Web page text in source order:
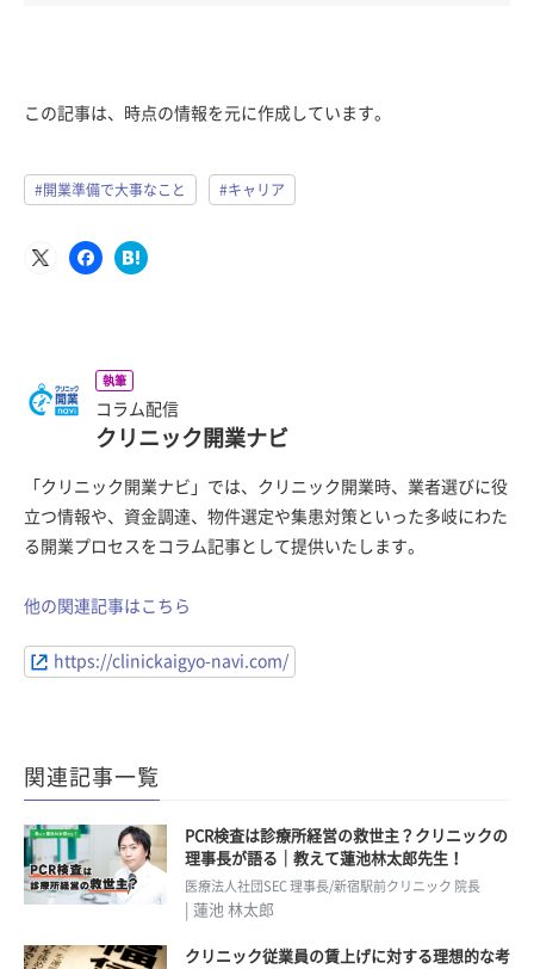
この記事は、時点の情報を元に作成しています。
#開業準備で大事なこと #キャリア
執筆
コラム配信
クリニック開業ナビ
「クリニック開業ナビ」では、クリニック開業時、業者選びに役
立つ情報や、資金調達、物件選定や集患対策といった多岐にわた
る開業プロセスをコラム記事として提供いたします。
他の関連記事はこちら
https://clinickaigyo-navi.com/
関連記事一覧
PCR検査は診療所経営の救世主？クリニックの
理事長が語る｜教えて蓮池林太郎先生！
医療法人社団SEC 理事長/新宿駅前クリニック 院長
| 蓮池 林太郎
クリニック従業員の賃上げに対する理想的な考